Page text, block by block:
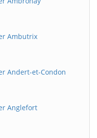
Ambutrix
Andert-et-Condon
Anglefort